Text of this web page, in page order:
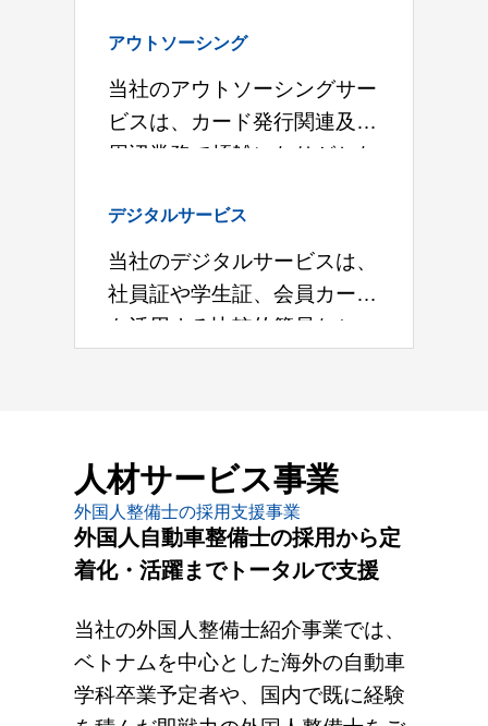
ド、クレジットカード、資格
確認証（旧健康保険証）、社
員証、学生証など、さまざま
な用途のカード
アウトソーシング
当社のアウトソーシングサー
ビスは、カード発行関連及び
周辺業務で煩雑になりがちな
様の業務負担を軽減します。
発行したカードの個人宅宛の
発送や、請求書や医療費通知
書の印刷・発送
デジタルサービス
当社のデジタルサービスは、
社員証や学生証、会員カード
を活用する比較的簡易なシス
理、授業の出欠確認、簡易決
済システム
人材サービス事業
外国人整備士の採用支援事業
外国人自動車整備士の採用から定
着化・活躍までトータルで支援
当社の外国人整備士紹介事業では、
ベトナムを中心とした海外の自動車
学科卒業予定者や、国内で既に経験